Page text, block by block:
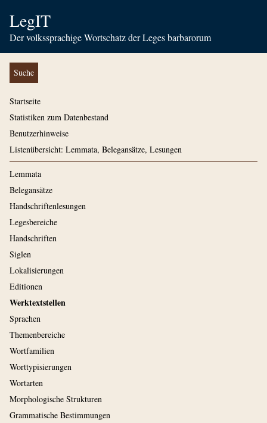
LegIT
Der volkssprachige Wortschatz der Leges barbarorum
Suche
Startseite
Statistiken zum Datenbestand
Benutzerhinweise
Listenübersicht: Lemmata, Belegansätze, Lesungen
Lemmata
Belegansätze
Handschriftenlesungen
Legesbereiche
Handschriften
Siglen
Lokalisierungen
Editionen
Werktextstellen
Sprachen
Themenbereiche
Wortfamilien
Worttypisierungen
Wortarten
Morphologische Strukturen
Grammatische Bestimmungen